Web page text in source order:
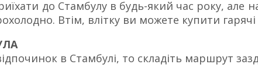
до Стамбулу в будь-який час року, але
Втім, влітку ви можете купити
в Стамбулі, то складіть маршрут